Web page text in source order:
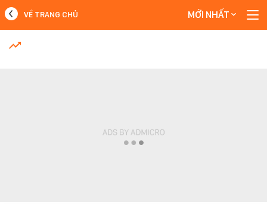
MỚI NHẤT
VỀ TRANG CHỦ MỚI NHẤT